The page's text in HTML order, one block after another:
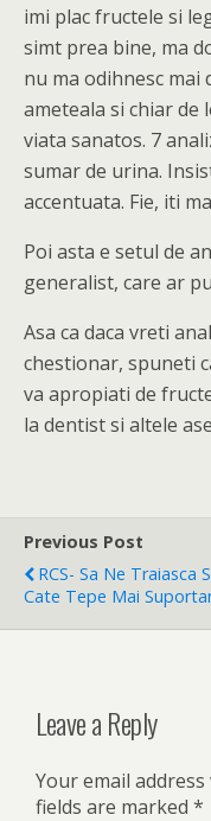
imi plac fructele si
simt prea bine, ma
nu ma odihnesc mai
ameteala si chiar de
viata sanatos. 7
sumar de urina.
accentuata. Fie, iti
Poi asta e setul de
generalist, care ar
Asa ca daca vreti
chestionar, spuneti
va apropiati de
la dentist si altele
Previous Post
RCS- Sa Ne Traiasca
Cate Tepe Mai
Leave a Reply
Your email
fields are marked *